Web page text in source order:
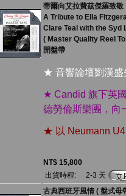
蒂爾向艾拉費茲傑羅致
A Tribute to Ella
Clare Teal with the Syd
( Master Quality Reel
開盤帶
★ 音響論壇劉漢盛
★ Candid 旗下英
德勞倫斯樂團，向
★ 以 Neumann
NT$ 15,800
出貨時程:
2-3 天
古典西班牙風情 ( 盤式母